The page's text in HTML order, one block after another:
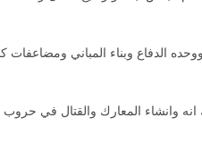
لكن ووحده الدفاع وبناء المباني
انه وانشاء المعارك والقتال في